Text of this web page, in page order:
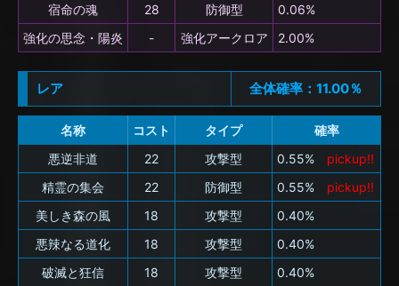
宿命の魂
28 防御型
0.06%
強化の思念・陽炎
- 強化アークロア 2.00%
レア 全体確率：11.00％
名称 コスト タイプ
確率
悪逆非道
22 攻撃型 0.55% pickup!!
精霊の集会
22 防御型 0.55% pickup!!
美しき森の風
18 攻撃型
0.40%
悪辣なる道化
18 攻撃型
0.40%
破滅と狂信
18 攻撃型
0.40%